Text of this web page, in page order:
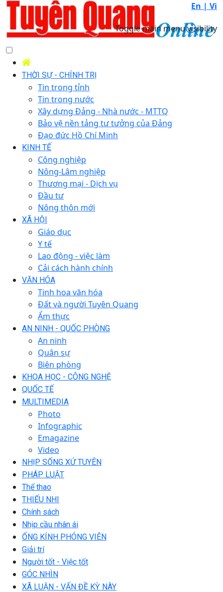
En | Vi
Toggle main menu visibility
THỜI SỰ - CHÍNH TRỊ
Tin trong tỉnh
Tin trong nước
Xây dựng Đảng - Nhà nước - MTTQ
Bảo vệ nền tảng tư tưởng của Đảng
Đạo đức Hồ Chí Minh
KINH TẾ
Công nghiệp
Nông-Lâm nghiệp
Thương mại - Dịch vụ
Đầu tư
Nông thôn mới
XÃ HỘI
Giáo dục
Y tế
Lao động - việc làm
Cải cách hành chính
VĂN HÓA
Tinh hoa văn hóa
Đất và người Tuyên Quang
Ẩm thực
AN NINH - QUỐC PHÒNG
An ninh
Quân sự
Biên phòng
KHOA HỌC - CÔNG NGHỆ
QUỐC TẾ
MULTIMEDIA
Photo
Infographic
Emagazine
Video
NHỊP SỐNG XỨ TUYÊN
PHÁP LUẬT
Thể thao
THIẾU NHI
Chính sách
Nhịp cầu nhân ái
ỐNG KÍNH PHÓNG VIÊN
Giải trí
Người tốt - Việc tốt
GÓC NHÌN
XÃ LUẬN - VẤN ĐỀ KỲ NÀY